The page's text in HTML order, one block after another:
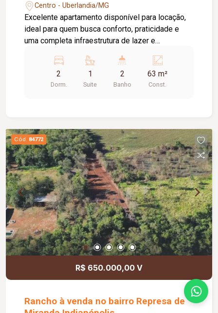
Centro - Uberlandia/MG
Excelente apartamento disponível para locação,
ideal para quem busca conforto, praticidade e
uma completa infraestrutura de lazer e
armários, sendo 01 suíte. O banheiro da suíte
possui box em vidro e armário sob a pia. A sala é
ampla, conta com sacada e excelente iluminação
sob a pia. O apartamento possui elevador e 01
vaga de estacionamento. O condomínio oferece
portaria 24 horas, salão de festas, academia,
playground e quadra esportiva, proporcionando
mais comodidade, segurança e qualidade de vida
para toda a família.
2
Dorm.
1
Suite
2
Banho
63 m²
Const.
Cód. 84772
R$ 650.000,00 V
Rancho à venda no bairro Represa de